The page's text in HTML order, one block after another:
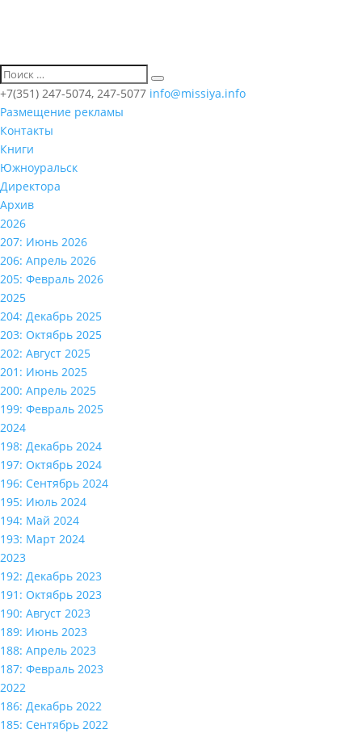
+7(351) 247-5074, 247-5077 info@missiya.info
Размещение рекламы
Контакты
Книги
Южноуральск
Директора
Архив
2026
207: Июнь 2026
206: Апрель 2026
205: Февраль 2026
2025
204: Декабрь 2025
203: Октябрь 2025
202: Август 2025
201: Июнь 2025
200: Апрель 2025
199: Февраль 2025
2024
198: Декабрь 2024
197: Октябрь 2024
196: Сентябрь 2024
195: Июль 2024
194: Май 2024
193: Март 2024
2023
192: Декабрь 2023
191: Октябрь 2023
190: Август 2023
189: Июнь 2023
188: Апрель 2023
187: Февраль 2023
2022
186: Декабрь 2022
185: Сентябрь 2022